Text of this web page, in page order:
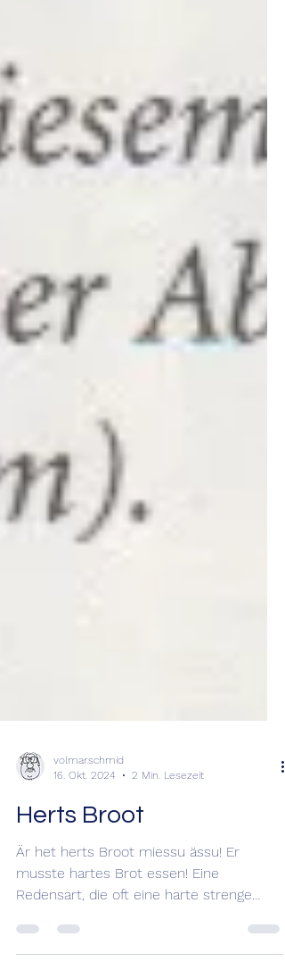
volmar.schmid
16. Okt. 2024
2 Min. Lesezeit
Herts Broot
Är het herts Broot miessu ässu! Er
musste hartes Brot essen! Eine